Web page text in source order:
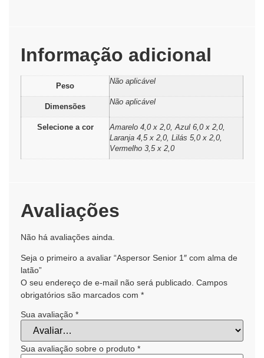
Informação adicional
Peso
Não aplicável
Dimensões
Não aplicável
Selecione a cor
Amarelo 4,0 x 2,0, Azul 6,0 x 2,0,
Laranja 4,5 x 2,0, Lilás 5,0 x 2,0,
Vermelho 3,5 x 2,0
Avaliações
Não há avaliações ainda.
Seja o primeiro a avaliar “Aspersor Senior 1″ com alma de
latão”
O seu endereço de e-mail não será publicado. Campos
obrigatórios são marcados com *
Sua avaliação *
Sua avaliação sobre o produto *